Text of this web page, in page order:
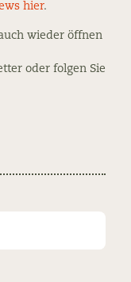
hier.
wieder öffnen
oder folgen Sie